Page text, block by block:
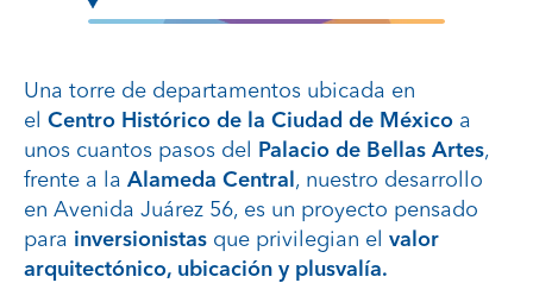
Una torre de departamentos ubicada en
el Centro Histórico de la Ciudad de México a
unos cuantos pasos del
Palacio de Bellas Artes,
frente a la Alameda Central , nuestro desarrollo
en Avenida Juárez 56, es un proyecto pensado
para inversionistas que privilegian el valor
arquitectónico, ubicación y plusvalía.